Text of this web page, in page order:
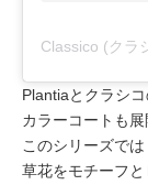
Plantiaとクラシ
カラーコートも展
このシリーズで
草花をモチーフ